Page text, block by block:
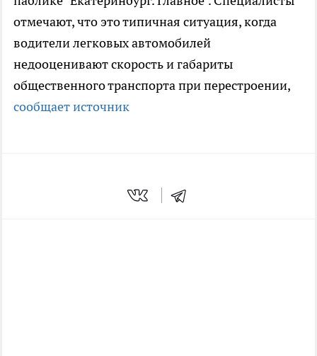
отмечают, что это типичная ситуация, когда
водители легковых автомобилей
недооценивают скорость и габариты
общественного транспорта при перестроении,
сообщает источник